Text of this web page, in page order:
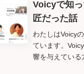
Voicyで知
匠だった話
わたしはVoicy
ています。
響を与えている